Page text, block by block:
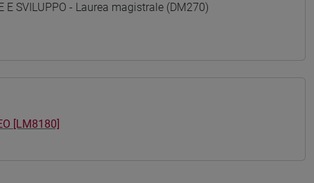
E SVILUPPO - Laurea magistrale (DM270)
[LM8180]